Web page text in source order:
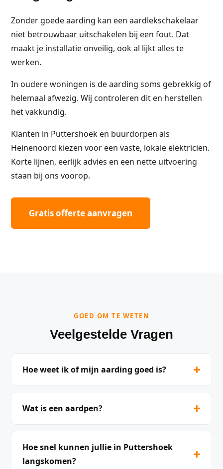
Zonder goede aarding kan een aardlekschakelaar
niet betrouwbaar uitschakelen bij een fout. Dat
maakt je installatie onveilig, ook al lijkt alles te
werken.
In oudere woningen is de aarding soms gebrekkig of
helemaal afwezig. Wij controleren dit en herstellen
het vakkundig.
Klanten in Puttershoek en buurdorpen als
Heinenoord kiezen voor een vaste, lokale elektricien.
Korte lijnen, eerlijk advies en een nette uitvoering
staan bij ons voorop.
Gratis offerte aanvragen
GOED OM TE WETEN
Veelgestelde Vragen
Hoe weet ik of mijn aarding goed is? +
Wat is een aardpen? +
Hoe snel kunnen jullie in Puttershoek
langskomen?
+